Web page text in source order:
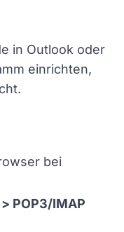
in Outlook oder
einrichten,
bei
POP3/IMAP